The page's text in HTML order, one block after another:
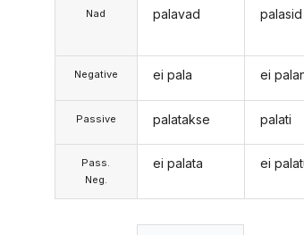
Nad
Negative
Passive
Pass.
Neg.
palavad
ei pala
palatakse
ei palata
palasid
ei
palati
ei